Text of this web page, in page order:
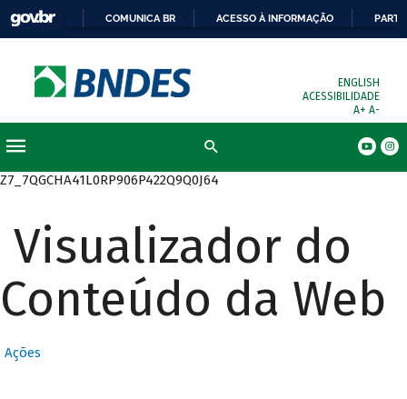
COMUNICA BR ACESSO À INFORMAÇÃO
ENGLISH
ACESSIBILIDADE
A+ A-
Z7_7QGCHA41L0RP906P422Q9Q0J64
Visualizador do
Conteúdo da Web
Ações